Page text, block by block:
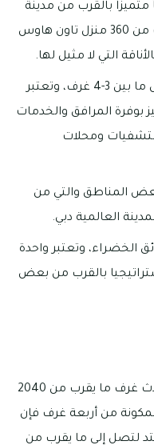
بالقرب من مدينة
محمد بن راشدـ ويحتضن ما يقرب من 360 منزل تاون هاوس
التي لا مثيل لها.
تتراوح عدد غرف منازل تاون هازس ما بين 3-4 غرف، وتعتبر
بوفرة المرافق والخدمات
ومحلات
المناطق والتي من
العالمية دبي.
الخضراء، وتعتبر واحدة
بالقرب من بعض
تبلغ مساحات المنازل المكونة من ثلاث غرف ما يقرب من 2040
من أربعة غرف فإن
قدم مربع وتمتد لتصل إلى ما يقرب من